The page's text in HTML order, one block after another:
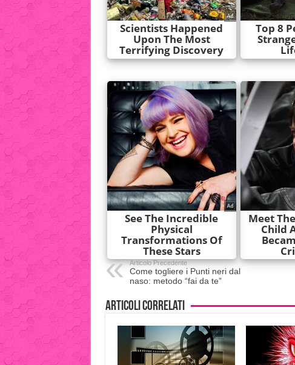
Articolo Precedente
Come togliere i Punti neri dal
naso: metodo “fai da te”
Articoli correlati